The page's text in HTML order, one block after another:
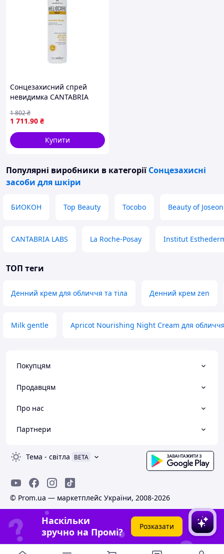
Сонцезахисний спрей
невидимка CANTABRIA
Invisible Spray SPF 50+ 200
мл
1 711.90 ₴
1 802₴
Купити
Популярні виробники в категорії Сонцезахисні
засоби для шкіри
БИОКОН Top Beauty Tocobo Beauty of Joseon
CANTABRIA LABS La Roche-Posay Institut
ТОП теги
Денний крем для обличчя та тіла Денний крем zen
Milk gentle Apricot Nourishing Night Cream для
Покупцям
Продавцям
Про нас
Партнери
Тема - світла BETA
© Prom.ua — маркетплейс України, 2008-2026
Наскільки
зручно на Промі?
Розказати